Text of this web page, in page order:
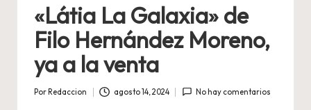
«Látia La Galaxia» de
Filo Hernández Moreno,
ya a la venta
Por Redaccion agosto 14, 2024 No hay comentarios